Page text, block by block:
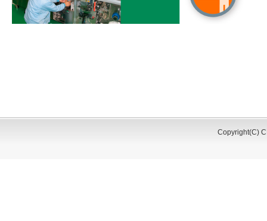
Copyright(C)